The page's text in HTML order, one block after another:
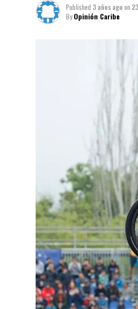
Published 3 años ago on
ByOpinión Caribe